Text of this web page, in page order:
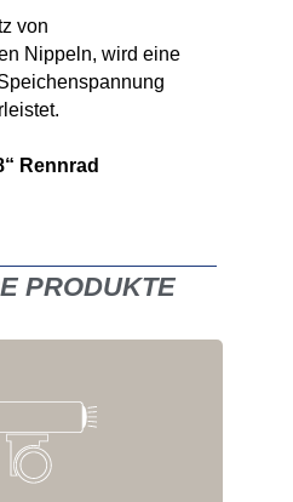
von
Nippeln, wird eine
Rennrad
PRODUKTE